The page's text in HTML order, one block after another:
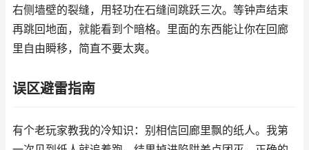
右侧墙壁的裂缝，用轻功在石缝间跳跃三次。等钟声结束
再跳回地面，就能看到个暗格。里面的东西能让你在回廊
里自由瞬移，简直不要太爽。
误区避雷指南
有个老玩家教我的冷知识：别相信回廊里飘的纸人。我第